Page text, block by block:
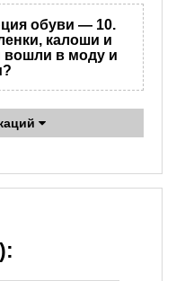
обуви — 10.
калоши и
вошли в моду и